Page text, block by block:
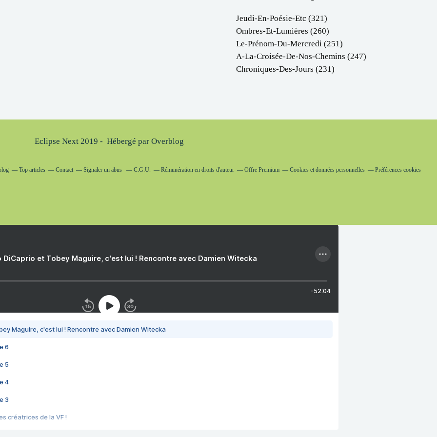
Jeudi-En-Poésie-Etc (321)
Ombres-Et-Lumières (260)
Le-Prénom-Du-Mercredi (251)
A-La-Croisée-De-Nos-Chemins (247)
Chroniques-Des-Jours (231)
Eclipse Next 2019 - Hébergé par Overblog
Top articles Contact Signaler un abus C.G.U. Rémunération en droits d'auteur Offre Premium Cookies et données personnelles Préférences cookies
DiCaprio et Tobey Maguire, c'est lui ! Rencontre avec Damien Witecka
-52:04
Maguire, c'est lui ! Rencontre avec Damien Witecka
6
5
4
3
créatrices de la VF !